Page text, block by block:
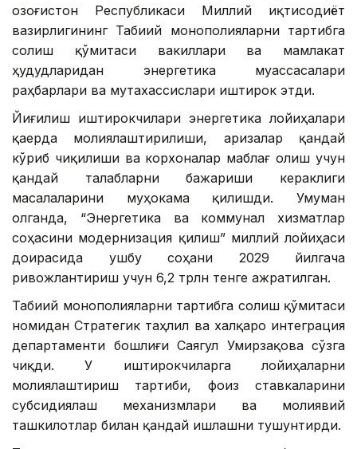
Қозоғистон Республикаси Миллий иқтисодиёт
вазирлигининг Табиий монополияларни тартибга
солиш қўмитаси вакиллари ва мамлакат
ҳудудларидан энергетика муассасалари
раҳбарлари ва мутахассислари иштирок этди.
Йиғилиш иштирокчилари энергетика лойиҳалари
қаерда молиялаштирилиши, аризалар қандай
кўриб чиқилиши ва корхоналар маблағ олиш учун
қандай талабларни бажариши кераклиги
масалаларини муҳокама қилишди. Умуман
олганда, “Энергетика ва коммунал хизматлар
соҳасини модернизация қилиш” миллий лойиҳаси
доирасида ушбу соҳани 2029 йилгача
ривожлантириш учун 6,2 трлн тенге ажратилган.
Табиий монополияларни тартибга солиш қўмитаси
номидан Стратегик таҳлил ва халқаро интеграция
департаменти бошлиғи Саягул Умирзақова сўзга
чиқди. У иштирокчиларга лойиҳаларни
молиялаштириш тартиби, фоиз ставкаларини
субсидиялаш механизмлари ва молиявий
ташкилотлар билан қандай ишлашни тушунтирди.